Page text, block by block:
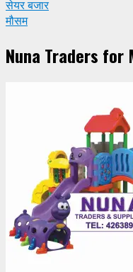
सेयर बजार
मौसम
Nuna Traders